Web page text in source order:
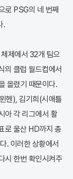
로 PSG의 네 번째
.
제에서 32개 팀으
의 클럽 월드컵에서
올렸기 때문이다.
헨), 김기희(시애틀
아 각 리그에서 활
로 울산 HD까지 총
. 이러한 상황에서
시 한번 확인시켜주